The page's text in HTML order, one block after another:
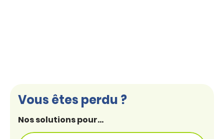
Vous êtes perdu ?
Nos solutions pour...